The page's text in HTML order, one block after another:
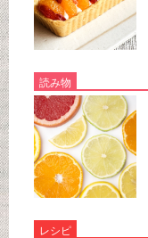
読み物
レシピ